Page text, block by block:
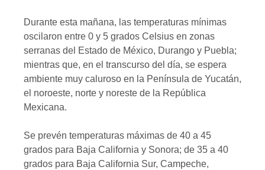
Durante esta mañana, las temperaturas mínimas
oscilaron entre 0 y 5 grados Celsius en zonas
serranas del Estado de México, Durango y Puebla;
mientras que, en el transcurso del día, se espera
ambiente muy caluroso en la Península de Yucatán,
el noroeste, norte y noreste de la República
Mexicana.
Se prevén temperaturas máximas de 40 a 45
grados para Baja California y Sonora; de 35 a 40
grados para Baja California Sur, Campeche,